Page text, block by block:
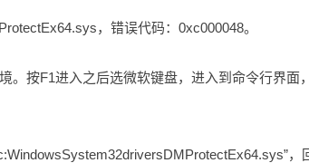
，错误代码：0xc000048。
。按F1进入之后选微软键盘，进入到命令行界面